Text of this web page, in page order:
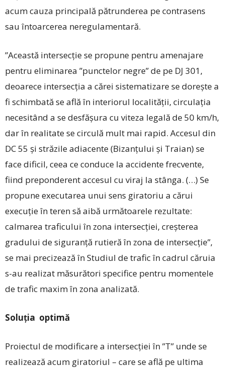
acum cauza principală pătrunderea pe contrasens
sau întoarcerea neregulamentară.
”Această intersecție se propune pentru amenajare
pentru eliminarea ”punctelor negre” de pe DJ 301,
deoarece intersecția a cărei sistematizare se doreşte a
fi schimbată se află în interiorul localității, circulația
necesitând a se desfăşura cu viteza legală de 50 km/h,
dar în realitate se circulă mult mai rapid. Accesul din
DC 55 și străzile adiacente (Bizanțului şi Traian) se
face dificil, ceea ce conduce la accidente frecvente,
fiind preponderent accesul cu viraj la stânga. (…) Se
propune executarea unui sens giratoriu a cărui
execuție în teren să aibă următoarele rezultate:
calmarea traficului în zona intersecției, creşterea
gradului de siguranță rutieră în zona de intersecție”,
se mai precizează în Studiul de trafic în cadrul căruia
s-au realizat măsurători specifice pentru momentele
de trafic maxim în zona analizată.
Soluția optimă
Proiectul de modificare a intersecției în ”T” unde se
realizează acum giratoriul – care se află pe ultima